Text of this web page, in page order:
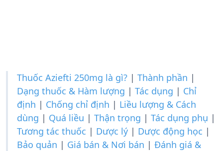
Thuốc Aziefti 250mg là gì? | Thành phần |
Dạng thuốc & Hàm lượng | Tác dụng | Chỉ
định | Chống chỉ định | Liều lượng & Cách
dùng | Quá liều | Thận trọng | Tác dụng phụ |
Tương tác thuốc | Dược lý | Dược động học |
Bảo quản | Giá bán & Nơi bán | Đánh giá &